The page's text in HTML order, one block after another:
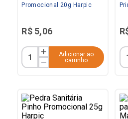
Promocional 20g Harpic
R$ 5,06
Adicionar ao
carrinho